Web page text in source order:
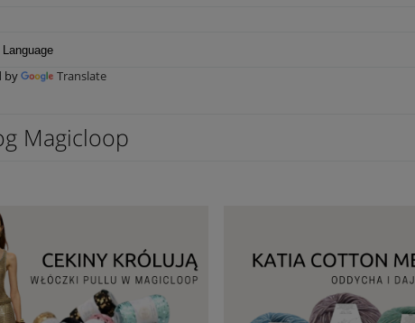
by Translate
Magicloop